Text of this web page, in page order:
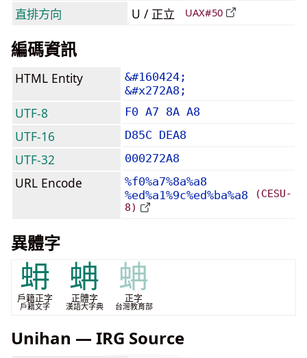
直排方向 U / 正立 UAX#50
編碼資訊
HTML Entity
&#160424;
&#x272A8;
UTF-8 F0 A7 8A A8
UTF-16 D85C DEA8
UTF-32 000272A8
URL Encode
%f0%a7%8a%a8
%ed%a1%9c%ed%ba%a8
(CESU-
8)
異體字
蚦
戶籍正字
戶籍文字
蚺
正體字
漢語大字典
蚺
正字
台灣教育部
Unihan — IRG Source